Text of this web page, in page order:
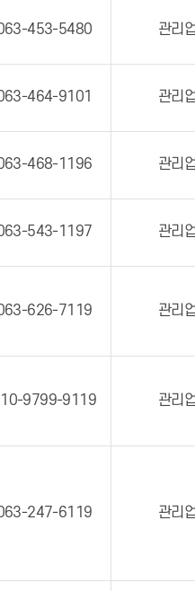
453-5480 관리
464-9101 관리
468-1196 관리
543-1197 관리
626-7119 관리
9799-9119 관리
247-6119 관리